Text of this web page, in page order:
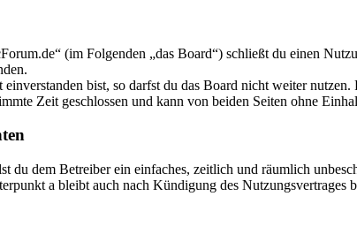
(im Folgenden „das Board“) schließt du einen
bist, so darfst du das Board nicht weiter
Zeit geschlossen und kann von beiden Seiten ohne
du dem Betreiber ein einfaches, zeitlich und räumlich
a bleibt auch nach Kündigung des Nutzungsvertrages